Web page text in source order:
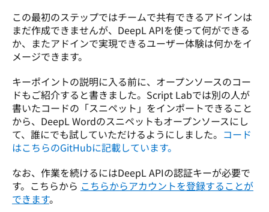
この最初のステップではチームで共有できるアドインは
まだ作成できませんが、DeepL APIを使って何ができる
か、またアドインで実現できるユーザー体験は何かをイ
メージできます。
キーポイントの説明に入る前に、オープンソースのコー
ドもご紹介すると書きました。Script Labでは別の人が
書いたコードの「スニペット」をインポートできること
から、DeepL Wordのスニペットもオープンソースにし
て、誰にでも試していただけるようにしました。 コード
はこちらのGitHubに記載しています。
なお、作業を続けるにはDeepL APIの認証キーが必要で
す。こちらから こちらからアカウントを登録することが
できます。